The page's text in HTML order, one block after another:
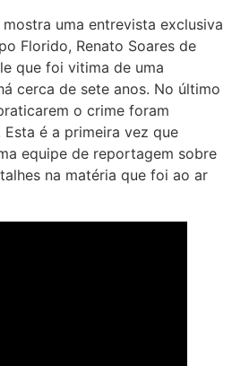
uma entrevista exclusiva
Florido, Renato Soares de
que foi vitima de uma
cerca de sete anos. No último
o crime foram
é a primeira vez que
equipe de reportagem sobre
na matéria que foi ao ar